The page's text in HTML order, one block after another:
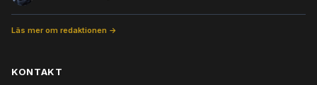
Läs mer om redaktionen →
KONTAKT